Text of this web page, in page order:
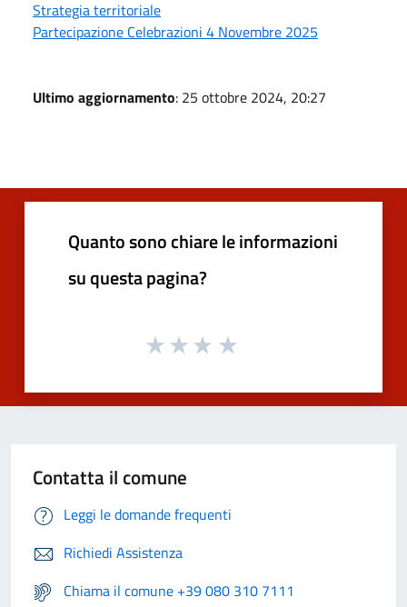
Strategia territoriale
Partecipazione Celebrazioni 4 Novembre 2025
Ultimo aggiornamento: 25 ottobre 2024, 20:27
Quanto sono chiare le informazioni
su questa pagina?
Contatta il comune
Leggi le domande frequenti
Richiedi Assistenza
Chiama il comune +39 080 310 7111